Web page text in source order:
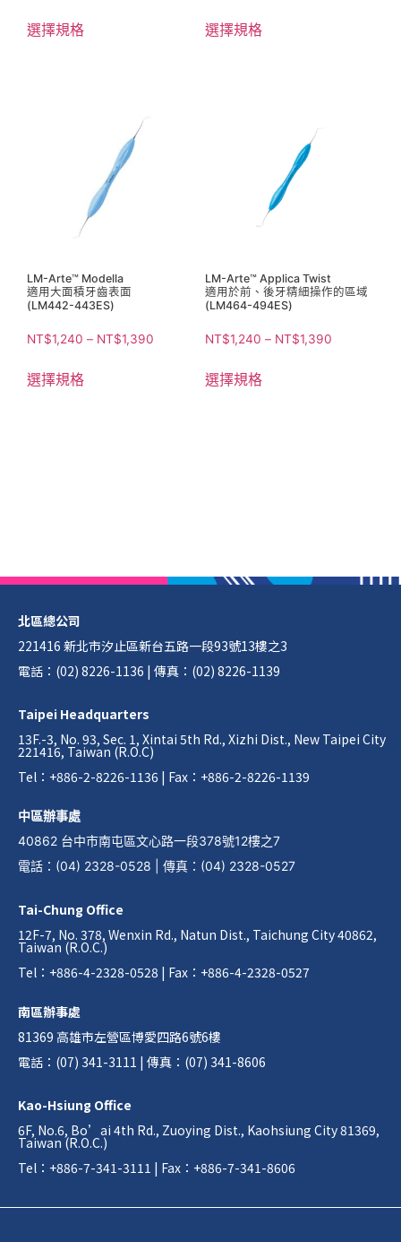
選擇規格 選擇規格
LM-Arte™ Modella
適用大面積牙齒表面
(LM442-443ES)
NT$1,240 – NT$1,390
選擇規格
LM-Arte™ Applica Twist
適用於前、後牙精細操作的區域
(LM464-494ES)
NT$1,240 – NT$1,390
選擇規格
北區總公司
221416 新北市汐止區新台五路一段93號13樓之3
電話：(02) 8226-1136 | 傳真：(02) 8226-1139
Taipei Headquarters
13F.-3, No. 93, Sec. 1, Xintai 5th Rd., Xizhi Dist., New Taipei City
221416, Taiwan (R.O.C)
Tel：+886-2-8226-1136 | Fax：+886-2-8226-1139
中區辦事處
40862 台中市南屯區文心路一段378號12樓之7
電話 ： (04) 2328-0528 傳真 ： (04) 2328-0527
Tai-Chung Office
12F-7, No. 378, Wenxin Rd., Natun Dist., Taichung City 40862,
Taiwan (R.O.C.)
Tel：+886-4-2328-0528 | Fax：+886-4-2328-0527
南區辦事處
81369 高雄市左營區博愛四路6號6樓
電話：(07) 341-3111 | 傳真：(07) 341-8606
Kao-Hsiung Office
6F, No.6, Bo’ai 4th Rd., Zuoying Dist., Kaohsiung City 81369,
Taiwan (R.O.C.)
Tel：+886-7-341-3111 | Fax：+886-7-341-8606